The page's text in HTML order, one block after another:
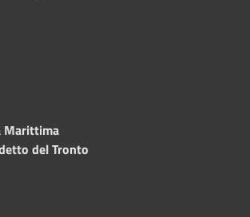
Marittima
del Tronto